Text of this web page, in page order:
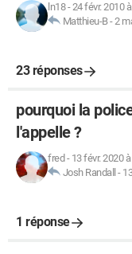
ln18-24 févr. 2010
Matthieu-B-2
23 réponses
pourquoi la
l'appelle ?
fred - 13 févr. 2020
Josh Randall -
1 réponse